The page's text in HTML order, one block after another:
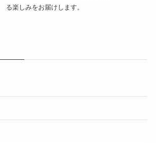
る楽しみをお届けします。